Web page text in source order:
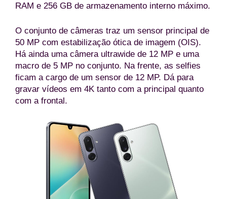
RAM e 256 GB de armazenamento interno máximo.
O conjunto de câmeras traz um sensor principal de
50 MP com estabilização ótica de imagem (OIS).
Há ainda uma câmera ultrawide de 12 MP e uma
macro de 5 MP no conjunto. Na frente, as selfies
ficam a cargo de um sensor de 12 MP. Dá para
gravar vídeos em 4K tanto com a principal quanto
com a frontal.